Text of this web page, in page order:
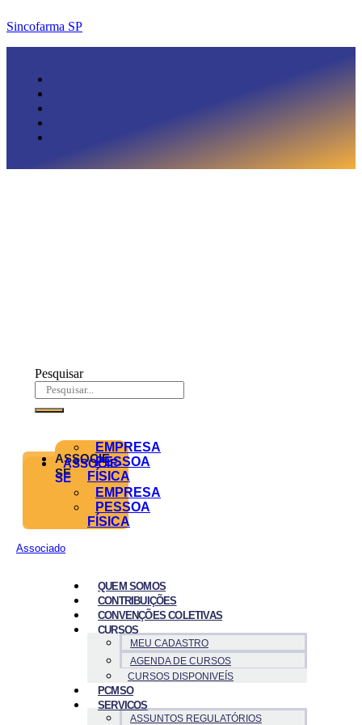
Sincofarma SP
Pesquisar
ASSOCIE-
SE
EMPRESA
PESSOA
FÍSICA
ASSOCIE-
SE
EMPRESA
PESSOA
FÍSICA
Associado
QUEM SOMOS
CONTRIBUIÇÕES
CONVENÇÕES COLETIVAS
CURSOS
MEU CADASTRO
AGENDA DE CURSOS
CURSOS DISPONIVEÍS
PCMSO
SERVICOS
ASSUNTOS REGULATÓRIOS